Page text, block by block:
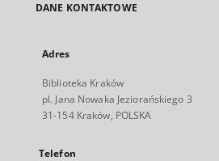
DANE KONTAKTOWE
Adres
Biblioteka Kraków
pl. Jana Nowaka Jeziorańskiego 3
31-154 Kraków, POLSKA
Telefon